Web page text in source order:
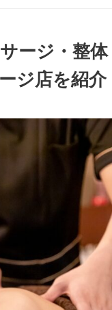
ージ・整
ジ店を紹介